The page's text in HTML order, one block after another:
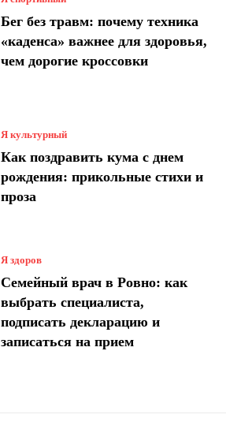
Бег без травм: почему техника
«каденса» важнее для здоровья,
чем дорогие кроссовки
Я культурный
Как поздравить кума с днем ​​
рождения: прикольные стихи и
проза
Я здоров
Семейный врач в Ровно: как
выбрать специалиста,
подписать декларацию и
записаться на прием